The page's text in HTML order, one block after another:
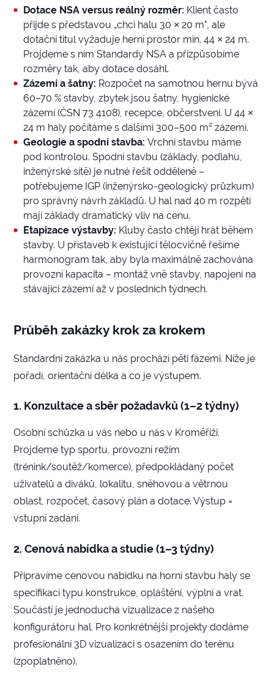
Dotace NSA versus reálný rozměr: Klient často
přijde s představou „chci halu 30 × 20 m", ale
dotační titul vyžaduje herní prostor min. 44 × 24 m.
Projdeme s ním Standardy NSA a přizpůsobíme
rozměry tak, aby dotace dosáhl.
Zázemí a šatny: Rozpočet na samotnou hernu bývá
60–70 % stavby, zbytek jsou šatny, hygienické
zázemí (ČSN 73 4108), recepce, občerstvení. U 44 ×
24 m haly počítáme s dalšími 300–500 m² zázemí.
Geologie a spodní stavba: Vrchní stavbu máme
pod kontrolou. Spodní stavbu (základy, podlahu,
inženýrské sítě) je nutné řešit odděleně –
potřebujeme IGP (inženýrsko-geologický průzkum)
pro správný návrh základů. U hal nad 40 m rozpětí
mají základy dramatický vliv na cenu.
Etapizace výstavby: Kluby často chtějí hrát během
stavby. U přístaveb k existující tělocvičně řešíme
harmonogram tak, aby byla maximálně zachována
provozní kapacita – montáž vně stavby, napojení na
stávající zázemí až v posledních týdnech.
Průběh zakázky krok za krokem
Standardní zakázka u nás prochází pěti fázemi. Níže je
pořadí, orientační délka a co je výstupem.
1. Konzultace a sběr požadavků (1–2 týdny)
Osobní schůzka u vás nebo u nás v Kroměříži.
Projdeme typ sportu, provozní režim
(trénink/soutěž/komerce), předpokládaný počet
uživatelů a diváků, lokalitu, sněhovou a větrnou
oblast, rozpočet, časový plán a dotace. Výstup =
vstupní zadání.
2. Cenová nabídka a studie (1–3 týdny)
Připravíme cenovou nabídku na horní stavbu haly se
specifikací typu konstrukce, opláštění, výplní a vrat.
Součástí je jednoduchá vizualizace z našeho
konfigurátoru hal. Pro konkrétnější projekty dodáme
profesionální 3D vizualizaci s osazením do terénu
(zpoplatněno).